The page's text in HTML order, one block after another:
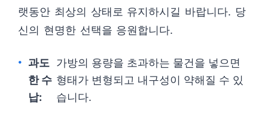
랫동안 최상의 상태로 유지하시길 바랍니다. 당
신의 현명한 선택을 응원합니다.
과도
한 수
납:
가방의 용량을 초과하는 물건을 넣으면
형태가 변형되고 내구성이 약해질 수 있
습니다.